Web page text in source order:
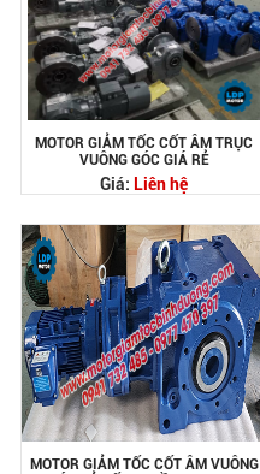
MOTOR GIẢM TỐC CỐT ÂM TRỤC
VUÔNG GÓC GIÁ RẺ
Giá: Liên hệ
MOTOR GIẢM TỐC CỐT ÂM VUÔNG